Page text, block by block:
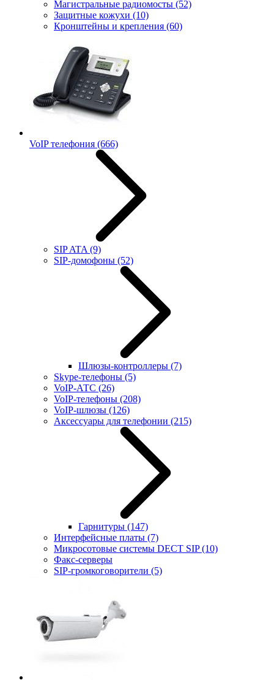
Магистральные радиомосты (52)
Защитные кожухи (10)
Кронштейны и крепления (60)
VoIP телефония (666)
SIP ATA (9)
SIP-домофоны (52)
Шлюзы-контроллеры (7)
Skype-телефоны (5)
VoIP-АТС (26)
VoIP-телефоны (208)
VoIP-шлюзы (126)
Аксессуары для телефонии (215)
Гарнитуры (147)
Интерфейсные платы (7)
Микросотовые системы DECT SIP(10)
Факс-серверы
SIP-громкоговорители (5)